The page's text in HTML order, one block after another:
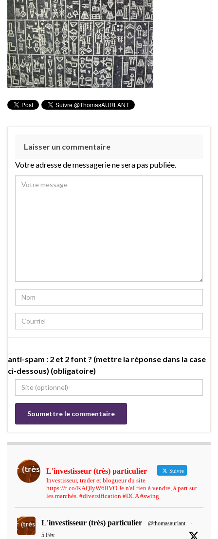
Laisser un commentaire
Votre adresse de messagerie ne sera pas publiée.
anti-spam : 2 et 2 font ? (mettre la réponse dans la case
ci-dessous) (obligatoire)
L'investisseur (très) particulier Suivre
Investisseur, trader et blogueur du site
https://t.co/KAQIyW6RVO Je n'ai rien à vendre, à part sur
les marchés. #diversification #DCA #swing
L'investisseur (très) particulier @thomasaurlant
·
5 Fév